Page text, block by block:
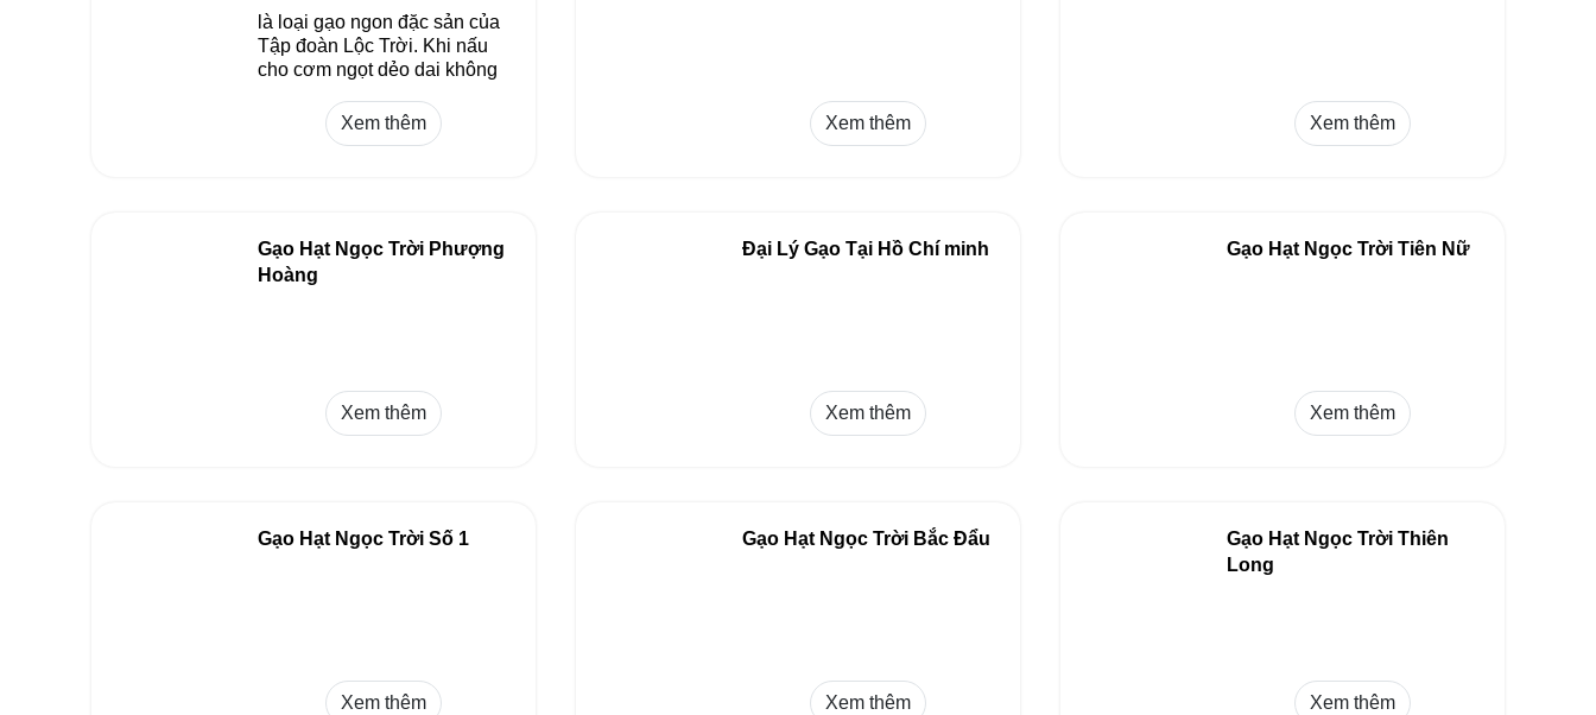
là loại gạo ngon đặc sản của
Tập đoàn Lộc Trời. Khi nấu
cho cơm ngọt dẻo dai không
Xem thêm
Xem thêm Xem thêm
Gạo Hạt Ngọc Trời Phượng
Hoàng
Xem thêm
Đại Lý Gạo Tại Hồ Chí minh
Xem thêm
Gạo Hạt Ngọc Trời Tiên Nữ
Xem thêm
Gạo Hạt Ngọc Trời Số 1
Xem thêm
Gạo Hạt Ngọc Trời Bắc Đẩu
Xem thêm
Gạo Hạt Ngọc Trời Thiên
Long
Xem thêm